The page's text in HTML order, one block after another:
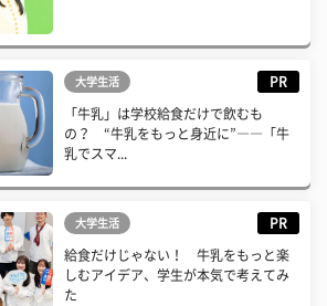
大学生活 PR
「牛乳」は学校給食だけで飲むも
の？ “牛乳をもっと身近に”――「牛
乳でスマ...
大学生活 PR
給食だけじゃない！ 牛乳をもっと楽
しむアイデア、学生が本気で考えてみ
た